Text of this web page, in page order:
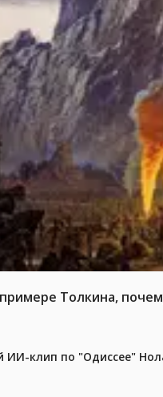
Толкина,
клип по "Одиссее"